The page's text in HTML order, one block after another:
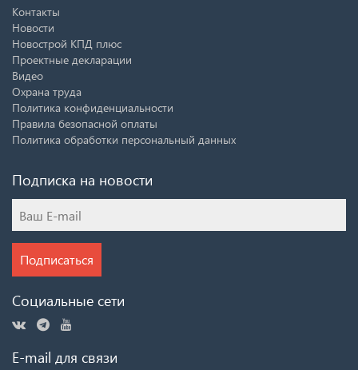
Контакты
Новости
Новострой КПД плюс
Проектные декларации
Видео
Охрана труда
Политика конфиденциальности
Правила безопасной оплаты
Политика обработки персональный данных
Подписка на новости
Подписаться
Социальные сети
E-mail для связи